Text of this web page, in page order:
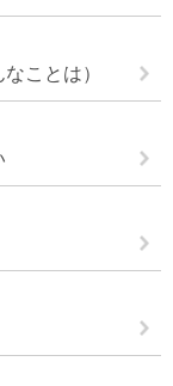
ことは）